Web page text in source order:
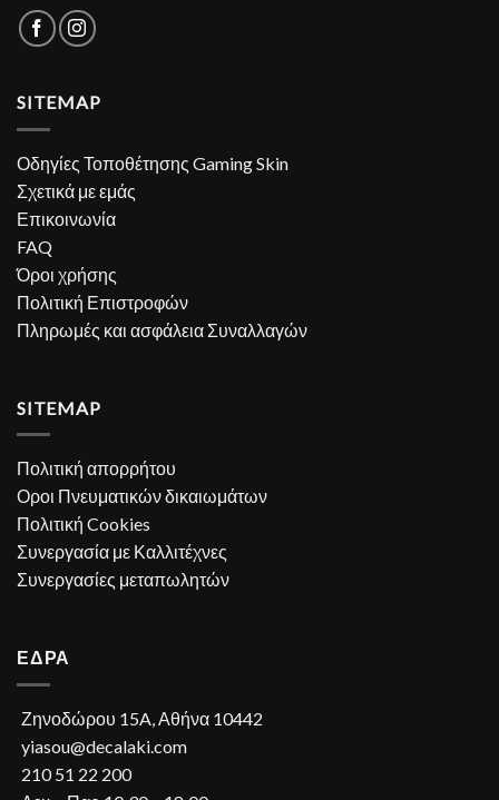
SITEMAP
Οδηγίες Τοποθέτησης Gaming Skin
Σχετικά με εμάς
Επικοινωνία
FAQ
Όροι χρήσης
Πολιτική Επιστροφών
Πληρωμές και ασφάλεια Συναλλαγών
SITEMAP
Πολιτική απορρήτου
Οροι Πνευματικών δικαιωμάτων
Πολιτική Cookies
Συνεργασία με Καλλιτέχνες
Συνεργασίες μεταπωλητών
ΕΔΡΑ
Ζηνοδώρου 15A, Αθήνα 10442
yiasou@decalaki.com
210 51 22 200